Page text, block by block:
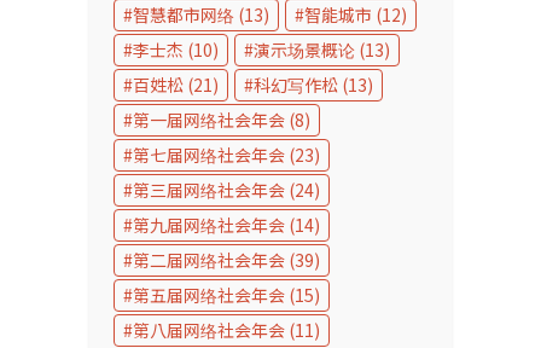
智慧都市网络 (13) 智能城市 (12)
李士杰 (10) 演示场景概论 (13)
百姓松 (21) 科幻写作松 (13)
第一届网络社会年会 (8)
第七届网络社会年会 (23)
第三届网络社会年会 (24)
第九届网络社会年会 (14)
第二届网络社会年会 (39)
第五届网络社会年会 (15)
第八届网络社会年会 (11)